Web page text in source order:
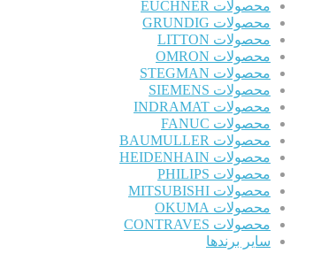
محصولات EUCHNER
محصولات GRUNDIG
محصولات LITTON
محصولات OMRON
محصولات STEGMAN
محصولات SIEMENS
محصولات INDRAMAT
محصولات FANUC
محصولات BAUMULLER
محصولات HEIDENHAIN
محصولات PHILIPS
محصولات MITSUBISHI
محصولات OKUMA
محصولات CONTRAVES
سایر برندها